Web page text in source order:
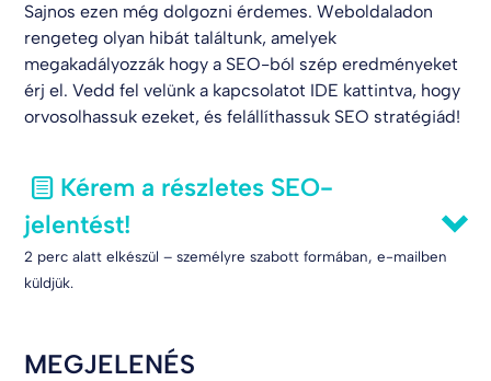
Sajnos ezen még dolgozni érdemes. Weboldaladon
rengeteg olyan hibát találtunk, amelyek
megakadályozzák hogy a SEO-ból szép eredményeket
érj el. Vedd fel velünk a kapcsolatot IDE kattintva, hogy
orvosolhassuk ezeket, és felállíthassuk SEO stratégiád!
Kérem a részletes SEO-
jelentést!
2 perc alatt elkészül – személyre szabott formában, e-mailben
küldjük.
MEGJELENÉS